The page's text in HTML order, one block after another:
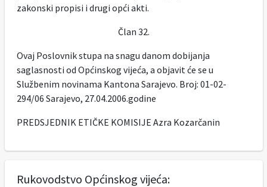
zakonski propisi i drugi opći akti.
Član 32.
Ovaj Poslovnik stupa na snagu danom dobijanja
saglasnosti od Općinskog vijeća, a objavit će se u
Službenim novinama Kantona Sarajevo. Broj: 01-02-
294/06 Sarajevo, 27.04.2006.godine
PREDSJEDNIK ETIČKE KOMISIJE Azra Kozarčanin
Rukovodstvo Općinskog vijeća: